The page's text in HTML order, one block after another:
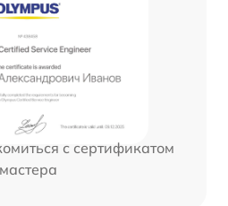
с сертификатом
мастера